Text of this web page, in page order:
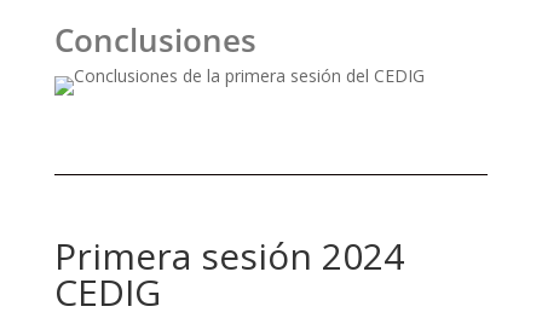
Conclusiones
Primera sesión 2024
CEDIG